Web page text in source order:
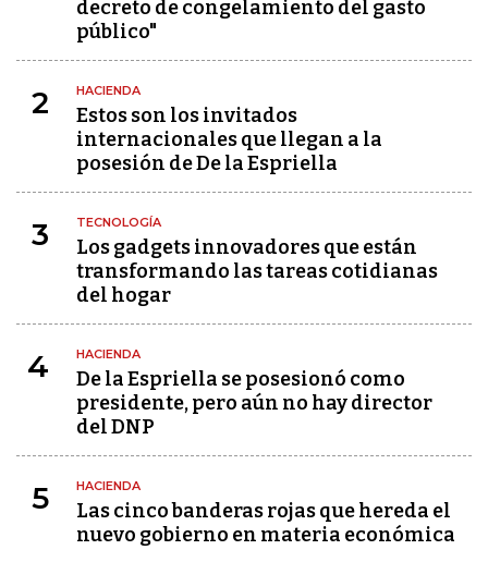
decreto de congelamiento del gasto
público"
2 HACIENDA
Estos son los invitados
internacionales que llegan a la
posesión de De la Espriella
3 TECNOLOGÍA
Los gadgets innovadores que están
transformando las tareas cotidianas
del hogar
4 HACIENDA
De la Espriella se posesionó como
presidente, pero aún no hay director
del DNP
5 HACIENDA
Las cinco banderas rojas que hereda el
nuevo gobierno en materia económica